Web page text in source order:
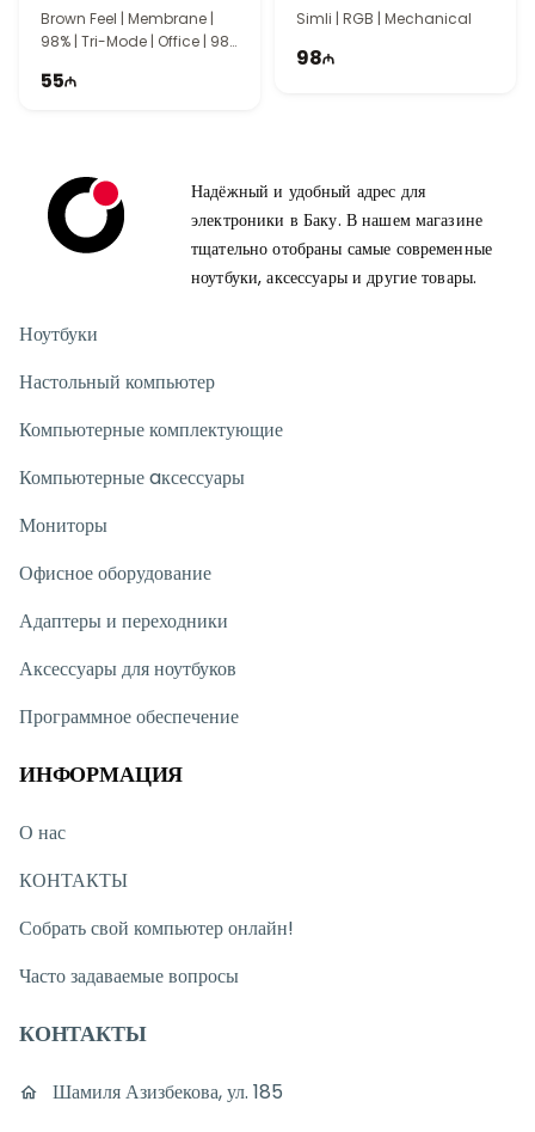
Brown Feel | Membrane |
98% | Tri-Mode | Office | 98
55
Simli | RGB | Mechanical
98
Надёжный и удобный адрес для
электроники в Баку. В нашем магазине
тщательно отобраны самые современные
ноутбуки, аксессуары и другие товары.
Ноутбуки
Настольный компьютер
Компьютерные комплектующие
Компьютерные aксессуары
Мониторы
Офисное оборудование
Адаптеры и переходники
Аксессуары для ноутбуков
Программное обеспечение
ИНФОРМАЦИЯ
О нас
КОНТАКТЫ
Собрать свой компьютер онлайн!
Часто задаваемые вопросы
КОНТАКТЫ
Шамиля Азизбекова, ул. 185